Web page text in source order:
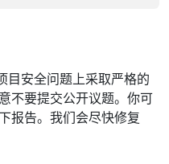
目安全问题上采取严格的
不要提交公开议题。你可
报告。我们会尽快修复